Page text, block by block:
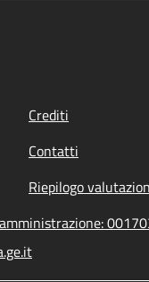
Crediti
Contatti
Riepilogo